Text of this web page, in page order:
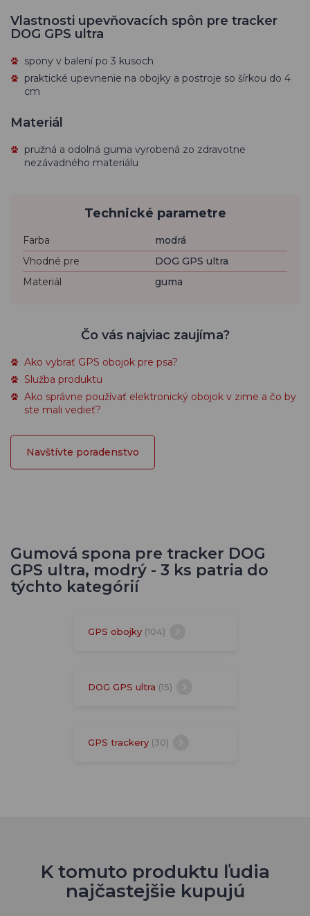
Vlastnosti upevňovacích spôn pre tracker
DOG GPS ultra
spony v balení po 3 kusoch
praktické upevnenie na obojky a postroje so šírkou do 4
cm
Materiál
pružná a odolná guma vyrobená zo zdravotne
nezávadného materiálu
Technické parametre
Farba
modrá
Vhodné pre
DOG GPS ultra
Materiál
guma
Čo vás najviac zaujíma?
Ako vybrať GPS obojok pre psa?
Služba produktu
Ako správne používať elektronický obojok v zime a čo by
ste mali vedieť?
Navštívte poradenstvo
Gumová spona pre tracker DOG
GPS ultra, modrý - 3 ks patria do
týchto kategórií
GPS obojky (104)
DOG GPS ultra (15)
GPS trackery (30)
K tomuto produktu ľudia
najčastejšie kupujú